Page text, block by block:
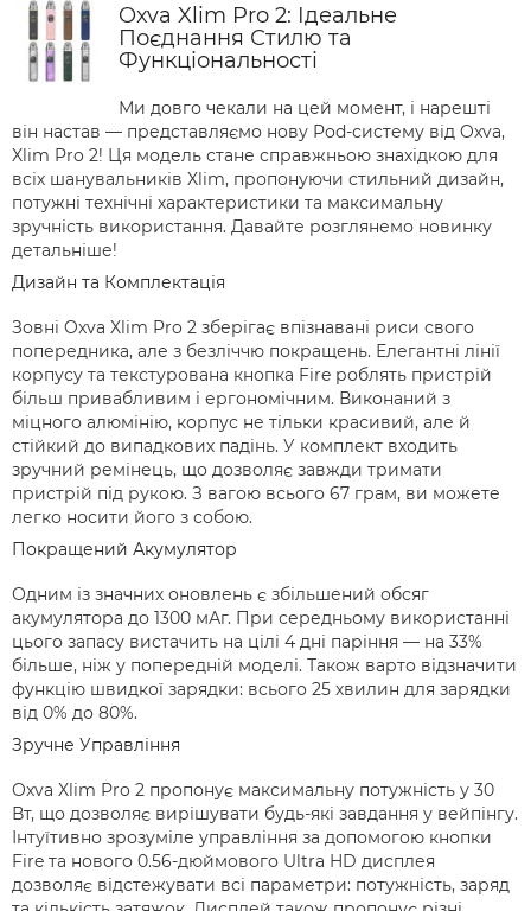
Oxva Xlim Pro 2: Ідеальне
Поєднання Стилю та
Функціональності
Ми довго чекали на цей момент, і нарешті
він настав — представляємо нову Pod-систему від Oxva,
Xlim Pro 2! Ця модель стане справжньою знахідкою для
всіх шанувальників Xlim, пропонуючи стильний дизайн,
потужні технічні характеристики та максимальну
зручність використання. Давайте розглянемо новинку
детальніше!
Дизайн та Комплектація
Зовні Oxva Xlim Pro 2 зберігає впізнавані риси свого
попередника, але з безліччю покращень. Елегантні лінії
корпусу та текстурована кнопка Fire роблять пристрій
більш привабливим і ергономічним. Виконаний з
міцного алюмінію, корпус не тільки красивий, але й
стійкий до випадкових падінь. У комплект входить
зручний ремінець, що дозволяє завжди тримати
пристрій під рукою. З вагою всього 67 грам, ви можете
легко носити його з собою.
Покращений Акумулятор
Одним із значних оновлень є збільшений обсяг
акумулятора до 1300 мАг. При середньому використанні
цього запасу вистачить на цілі 4 дні паріння — на 33%
більше, ніж у попередній моделі. Також варто відзначити
функцію швидкої зарядки: всього 25 хвилин для зарядки
від 0% до 80%.
Зручне Управління
Oxva Xlim Pro 2 пропонує максимальну потужність у 30
Вт, що дозволяє вирішувати будь-які завдання у вейпінгу.
Інтуїтивно зрозуміле управління за допомогою кнопки
Fire та нового 0.56-дюймового Ultra HD дисплея
дозволяє відстежувати всі параметри: потужність, заряд